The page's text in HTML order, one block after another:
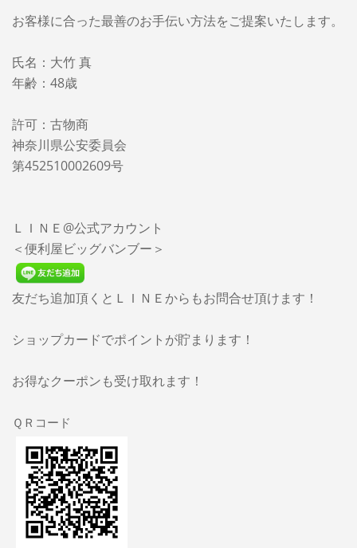
お客様に合った最善のお手伝い方法をご提案いたします。
氏名：大竹 真
年齢：48歳
許可：古物商
神奈川県公安委員会
第452510002609号
ＬＩＮＥ@公式アカウント
＜便利屋ビッグバンブー＞
友だち追加頂くとＬＩＮＥからもお問合せ頂けます！
ショップカードでポイントが貯まります！
お得なクーポンも受け取れます！
ＱＲコード